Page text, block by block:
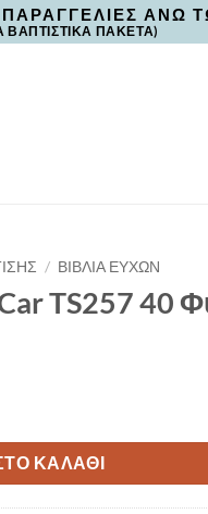
ΑΝΩ
ΒΑΠΤΙΣΤΙΚΑ ΠΑΚΕΤΑ)
/ ΒΙΒΛΙΑ ΕΥΧΩΝ
TS257 40
ΚΑΛΆΘΙ